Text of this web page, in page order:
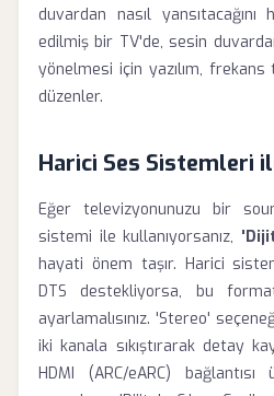
duvardan nasıl
edilmiş bir TV'de, sesin
yönelmesi için yazılım,
düzenler.
Harici Ses Sistemleri
Eğer televizyonunuzu bir
sistemi ile kullanıyorsanız,
hayati önem taşır. Harici
DTS destekliyorsa, bu
ayarlamalısınız. 'Stereo'
iki kanala sıkıştırarak detay
HDMI (ARC/eARC)